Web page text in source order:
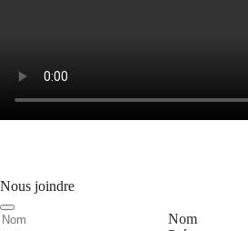
Nous joindre
Nom